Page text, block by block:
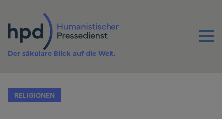
Inhalt
Menu
Der säkulare Blick auf die Welt.
RELIGIONEN